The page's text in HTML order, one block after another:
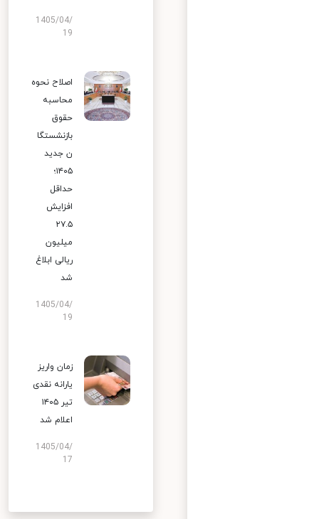
1405/04/
19
اصلاح نحوه
محاسبه
حقوق
بازنشستگا
ن جدید
۱۴۰۵؛
حداقل
افزایش
۲۷.۵
میلیون
ریالی ابلاغ
شد
1405/04/
19
زمان واریز
یارانه نقدی
تیر ۱۴۰۵
اعلام شد
1405/04/
17